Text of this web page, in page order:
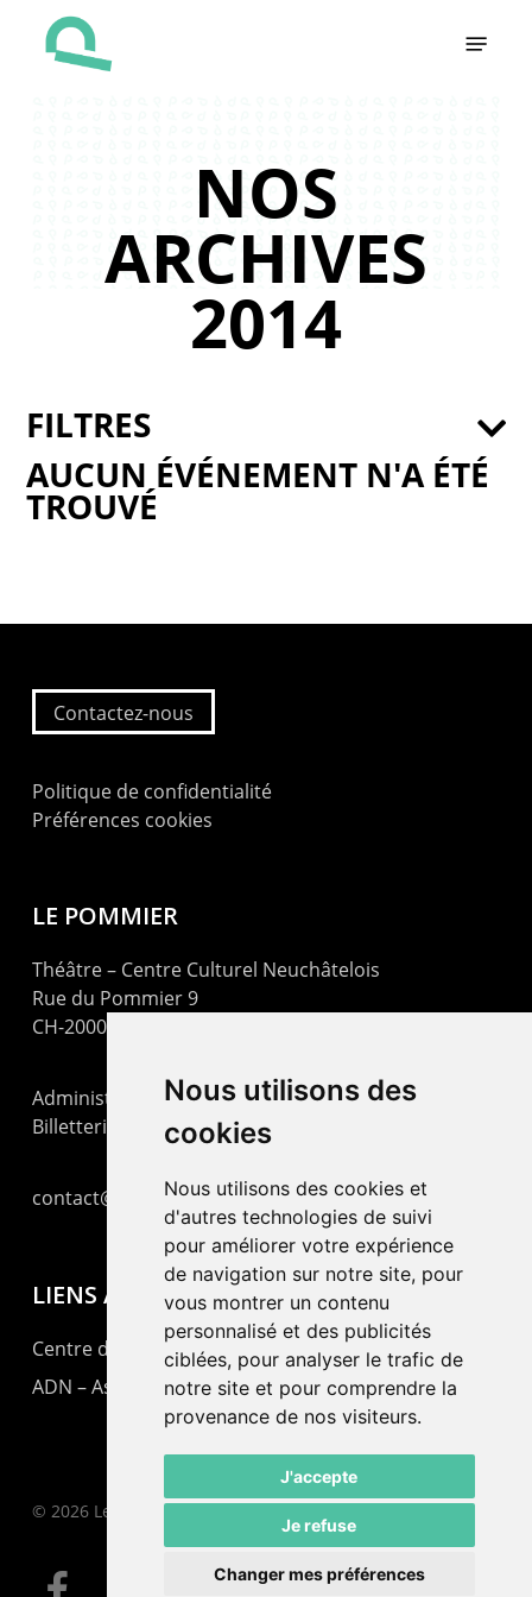
Nous utilisons des
cookies
Nous utilisons des cookies et
d'autres technologies de suivi
pour améliorer votre expérience
de navigation sur notre site, pour
vous montrer un contenu
personnalisé et des publicités
ciblées, pour analyser le trafic de
notre site et pour comprendre la
provenance de nos visiteurs.
J'accepte
Je refuse
Changer mes préférences
NOS
ARCHIVES
2014
AUCUN ÉVÉNEMENT N'A ÉTÉ
TROUVÉ
FILTRES
Contactez-nous
Politique de confidentialité
Préférences cookies
LE POMMIER
Théâtre – Centre Culturel Neuchâtelois
Rue du Pommier 9
CH-2000 Neuchâtel
Administration : +41 32 725 03 03
Billetterie : +41 32 725 05 05
contact@lepommier.ch
LIENS AMIS
Centre de culture ABC
ADN – Association Danse Neuchâtel
© 2026 Le Pommier.
facebook email